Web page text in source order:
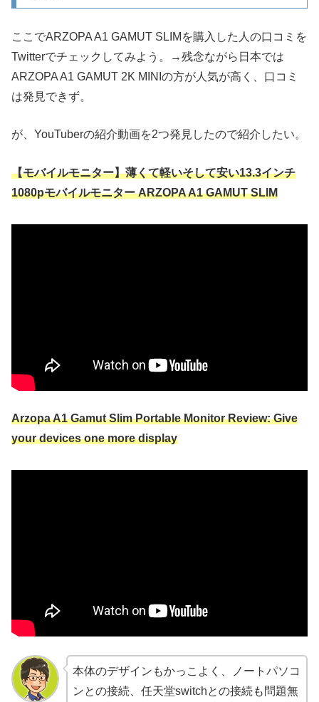
ここでARZOPA A1 GAMUT SLIMを購入した人の口コミを
Twitterでチェックしてみよう。→残念ながら日本では
ARZOPA A1 GAMUT 2K MINIの方が人気が高く、口コミ
は発見できず。
が、YouTuberの紹介動画を2つ発見したので紹介したい。
【モバイルモニター】薄くて軽いそして安い13.3インチ
1080pモバイルモニター ARZOPA A1 GAMUT SLIM
Arzopa A1 Gamut Slim Portable Monitor Review: Give
your devices one more display
本体のデザインもかっこよく、ノートパソコ
ンとの接続、任天堂switchとの接続も問題無